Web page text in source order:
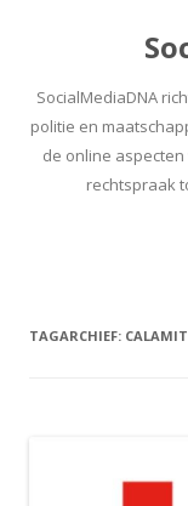
SocialMediaDNA
politie en
de online
rechtspraak
TAGARCHIEF: